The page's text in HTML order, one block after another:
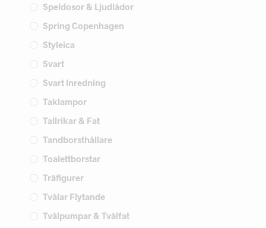
Speldosor & Ljudlådor
Spring Copenhagen
Styleica
Svart
Svart Inredning
Taklampor
Tallrikar & Fat
Tandborsthållare
Toalettborstar
Träfigurer
Tvålar Flytande
Tvålpumpar & Tvålfat